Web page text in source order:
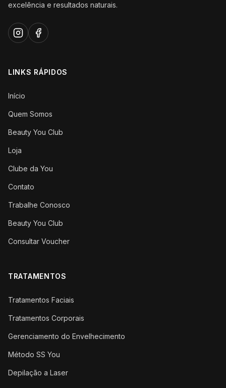
excelência e resultados naturais.
LINKS RÁPIDOS
Início
Quem Somos
Beauty You Club
Loja
Clube da You
Contato
Trabalhe Conosco
Beauty You Club
Consultar Voucher
TRATAMENTOS
Tratamentos Faciais
Tratamentos Corporais
Gerenciamento do Envelhecimento
Método SS You
Depilação a Laser